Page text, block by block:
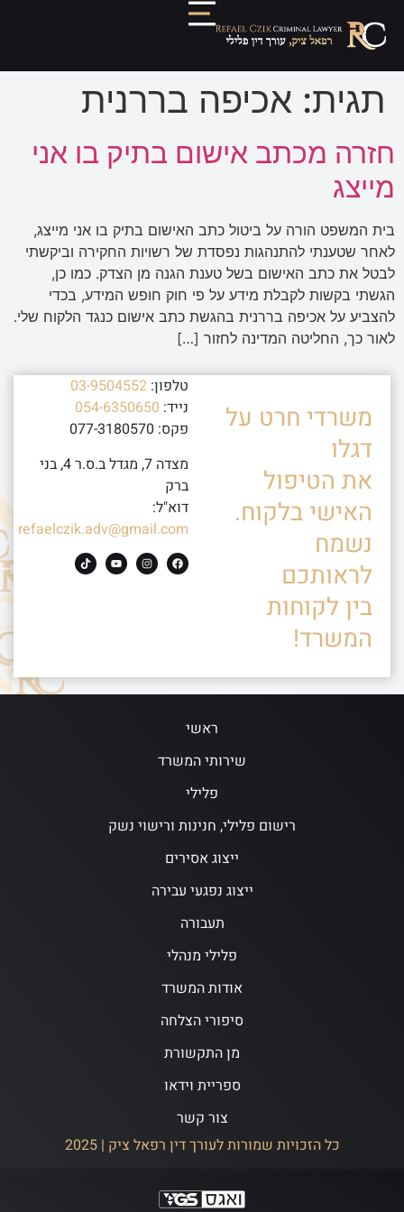
תגית: אכיפה בררנית
חזרה מכתב אישום בתיק בו אני
מייצג
בית המשפט הורה על ביטול כתב האישום בתיק בו אני מייצג,
לאחר שטענתי להתנהגות נפסדת של רשויות החקירה וביקשתי
לבטל את כתב האישום בשל טענת הגנה מן הצדק. כמו כן,
הגשתי בקשות לקבלת מידע על פי חוק חופש המידע, בכדי
להצביע על אכיפה בררנית בהגשת כתב אישום כנגד הלקוח שלי.
לאור כך, החליטה המדינה לחזור […]
משרדי חרט על
דגלו
את הטיפול
האישי בלקוח.
נשמח
לראותכם
בין לקוחות
המשרד!
טלפון: 03-9504552
נייד: 054-6350650
פקס: 077-3180570
מצדה 7, מגדל ב.ס.ר 4, בני
ברק
דוא"ל:
refaelczik.adv@gmail.com
ראשי
שירותי המשרד
פלילי
רישום פלילי, חנינות ורישוי נשק
ייצוג אסירים
ייצוג נפגעי עבירה
תעבורה
פלילי מנהלי
אודות המשרד
סיפורי הצלחה
מן התקשורת
ספריית וידאו
צור קשר
כל הזכויות שמורות לעורך דין רפאל ציק | 2025